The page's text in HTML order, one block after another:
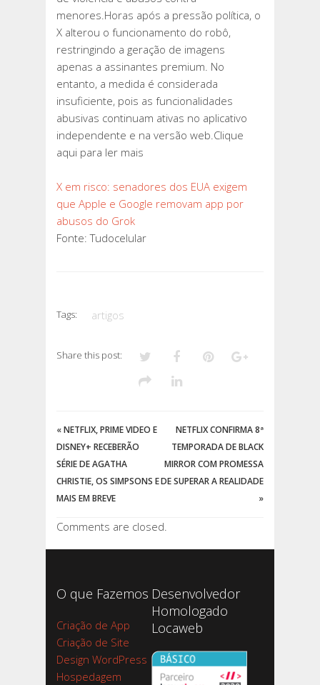
menores.Horas após a pressão política, o
X alterou o funcionamento do robô,
restringindo a geração de imagens
apenas a assinantes premium. No
entanto, a medida é considerada
insuficiente, pois as funcionalidades
abusivas continuam ativas no aplicativo
independente e na versão web.Clique
aqui para ler mais
X em risco: senadores dos EUA exigem
que Apple e Google removam app por
abusos do Grok
Fonte: Tudocelular
Tags: artigos
Share this post:
«NETFLIX, PRIME VIDEO E
DISNEY+ RECEBERÃO
SÉRIE DE AGATHA
CHRISTIE, OS SIMPSONS E
MAIS EM BREVE
NETFLIX CONFIRMA 8ª
TEMPORADA DE BLACK
MIRROR COM PROMESSA
DE SUPERAR A REALIDADE
»
Comments are closed.
O que Fazemos
Criação de App
Criação de Site
Design WordPress
Hospedagem
Desenvolvedor
Homologado
Locaweb